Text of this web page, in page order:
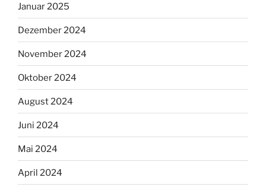
Januar 2025
Dezember 2024
November 2024
Oktober 2024
August 2024
Juni 2024
Mai 2024
April 2024